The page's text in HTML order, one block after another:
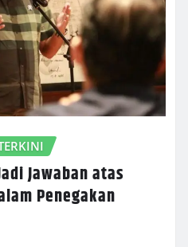
Jawaban atas
Penegakan